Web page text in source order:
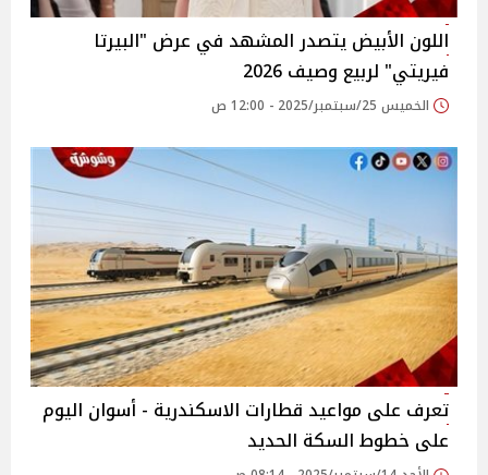
اللون الأبيض يتصدر المشهد في عرض "البيرتا
فيريتي" لربيع وصيف 2026
الخميس 25/سبتمبر/2025 - 12:00 ص
تعرف على مواعيد قطارات الاسكندرية - أسوان اليوم
على خطوط السكة الحديد